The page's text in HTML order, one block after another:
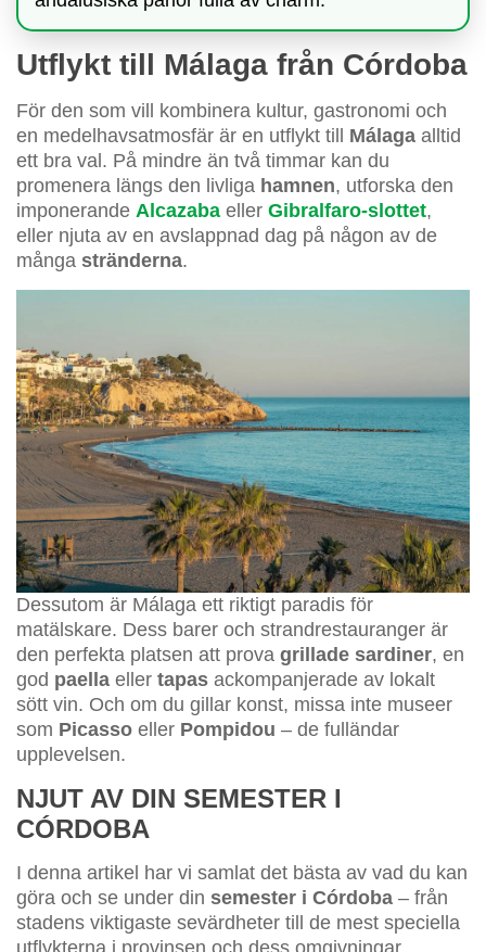
Utflykt till Málaga från Córdoba
För den som vill kombinera kultur, gastronomi och
en medelhavsatmosfär är en utflykt till Málaga alltid
ett bra val. På mindre än två timmar kan du
promenera längs den livliga hamnen, utforska den
imponerande Alcazaba eller Gibralfaro-slottet,
eller njuta av en avslappnad dag på någon av de
många stränderna.
Dessutom är Málaga ett riktigt paradis för
matälskare. Dess barer och strandrestauranger är
den perfekta platsen att prova grillade sardiner, en
god paella eller tapas ackompanjerade av lokalt
sött vin. Och om du gillar konst, missa inte museer
som Picasso eller Pompidou – de fulländar
upplevelsen.
NJUT AV DIN SEMESTER I
CÓRDOBA
I denna artikel har vi samlat det bästa av vad du kan
göra och se under din semester i Córdoba – från
stadens viktigaste sevärdheter till de mest speciella